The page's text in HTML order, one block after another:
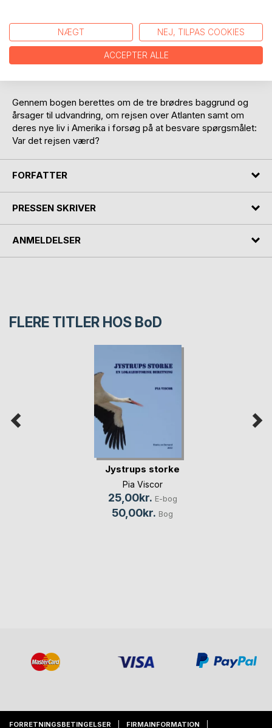
familier til Amerika. De rejste fra deres hjemby Jystrup,
som hørte under Skjoldenæsholm Gods på Midtsjælland,
og de var en del af de omkring 500 emigranter, som i 1800-
tallets sidste halvdel forlod godset i håb om en bedre
Gennem bogen berettes om de tre brødres baggrund og
årsager til udvandring, om rejsen over Atlanten samt om
deres nye liv i Amerika i forsøg på at besvare spørgsmålet:
Var det rejsen værd?
FORFATTER
PRESSEN SKRIVER
ANMELDELSER
FLERE TITLER HOS BoD
Jystrups storke
Pia Viscor
25,00kr. E-bog
50,00kr. Bog
FORRETNINGSBETINGELSER FIRMAINFORMATION
NÆGT NEJ, TILPAS COOKIES
ACCEPTER ALLE